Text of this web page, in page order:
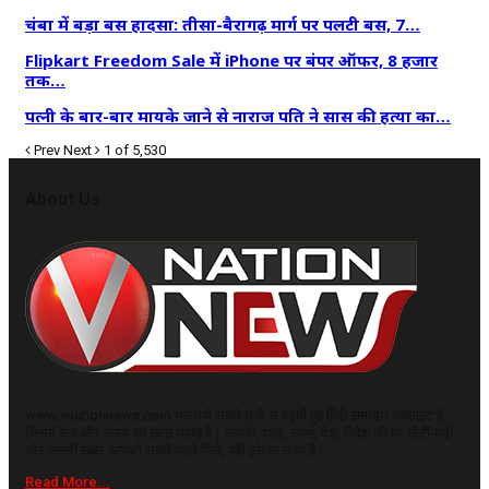
चंबा में बड़ा बस हादसा: तीसा-बैरागढ़ मार्ग पर पलटी बस, 7…
Flipkart Freedom Sale में iPhone पर बंपर ऑफर, 8 हजार
तक…
पत्नी के बार-बार मायके जाने से नाराज पति ने सास की हत्या का…
Prev Next 1 of 5,530
Read More...